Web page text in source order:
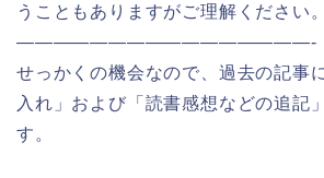
うこともありますがご理解ください。
————————————————-
せっかくの機会なので、過去の記事
入れ」および「読書感想などの追記
す。